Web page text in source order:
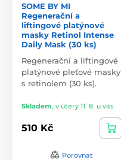
SOME BY MI
Regenerační a
liftingové platýnové
masky Retinol Intense
Daily Mask (30 ks)
Regenerační a liftingové
platýnové pleťové masky
s retinolem (30 ks).
Skladem, v úterý 11. 8. u vás
510 Kč
Porovnat